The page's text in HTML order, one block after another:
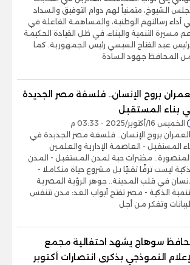
الشيوخ، متمنياً لهم دوام التوفيق والسداد
أداء رسالتهم الوطنية، والمساهمة الفاعلة في
مسيرة التنمية والبناء، في ظل القيادة الحكيمة
عبد الفتاح السيسي رئيس الجمهورية. كما
المحافظ جهود السادة
بروح الإنسان.. فلسفة مصر الجديدة
بناء المستقبل
الخميس 16/أكتوبر/2025 - 03:33 م
بروح الإنسان.. فلسفة مصر الجديدة في
المستقبل - العاصمة الإدارية والعلمين
مختبرات حية لمدن المستقبل - المدن
ليست ترفًا تقنيًا بل مشروع حياة متكاملا -
في قلب المدينة.. جوهر الرؤية المصرية
الذكية - مصر تفتح أبواب الغد: مدن تتنفس
وتفكر من أجل
سوهاج يشهد احتفالية مجمع
النموذجي بذكرى انتصارات أكتوبر